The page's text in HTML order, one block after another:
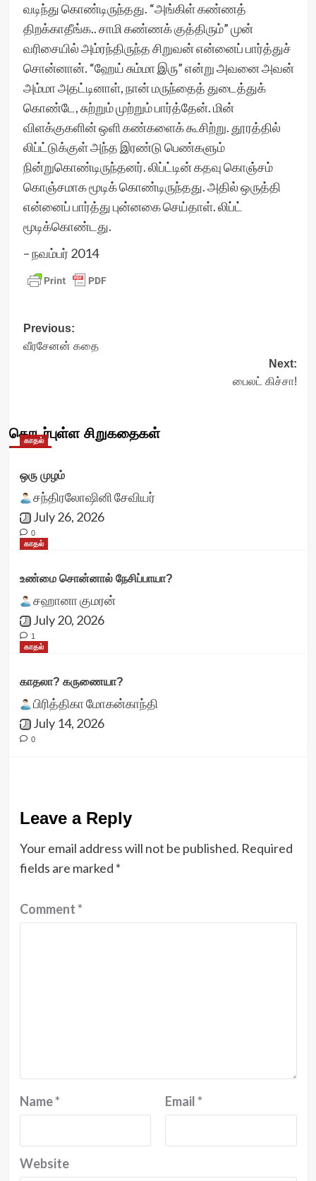
வடிந்து கொண்டிருந்தது. “அங்கிள் கண்ணத்
திறக்காதீங்க.. சாமி கண்ணக் குத்திரும்” முன்
வரிசையில் அம்ரந்திருந்த சிறுவன் என்னைப் பார்த்துச்
சொன்னான். “ஹேய் சும்மா இரு” என்று அவனை அவன்
அம்மா அதட்டினாள், நான் மருந்தைத் துடைத்துக்
கொண்டே, சுற்றும் முற்றும் பார்த்தேன். மின்
விளக்குகளின் ஒளி கண்களைக் கூசிற்று. தூரத்தில்
லிப்ட்டுக்குள் அந்த இரண்டு பெண்களும்
நின்றுகொண்டிருந்தனர். லிப்ட்டின் கதவு கொஞ்சம்
கொஞ்சமாக மூடிக் கொண்டிருந்தது. அதில் ஒருத்தி
என்னைப் பார்த்து புன்னகை செய்தாள். லிப்ட்
மூடிக்கொண்டது.
– நவம்பர் 2014
Post
navigation
Previous:
வீரசேனன் கதை
Next:
பைலட் கிச்சா!
தொடர்புள்ள சிறுகதைகள்
காதல்
ஒரு முழம்
சந்திரலோஷினி சேவியர்
July 26, 2026
0
காதல்
உண்மை சொன்னால் நேசிப்பாயா?
சஹானா குமரன்
July 20, 2026
1
காதல்
காதலா? கருணையா?
பிரித்திகா மோகன்காந்தி
July 14, 2026
0
Leave a Reply
Your email address will not be published. Required
fields are marked *
Comment*
Name* Email*
Website